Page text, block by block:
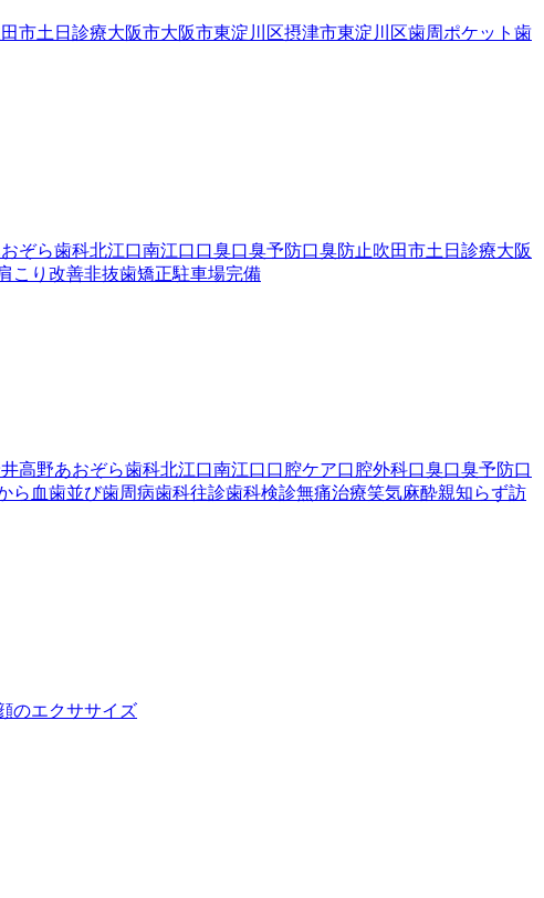
市土日診療大阪市大阪市東淀川区摂津市東淀川区歯周ポケット 歯
ぞら歯科北江口南江口口臭口臭予防口臭防止吹田市土日診療大阪
こり改善非抜歯矯正駐車場完備
井高野あおぞら歯科北江口南江口口腔ケア口腔外科口臭口臭予防口
ら血歯並び歯周病歯科往診歯科検診無痛治療笑気麻酔親知らず訪
のエクササイズ